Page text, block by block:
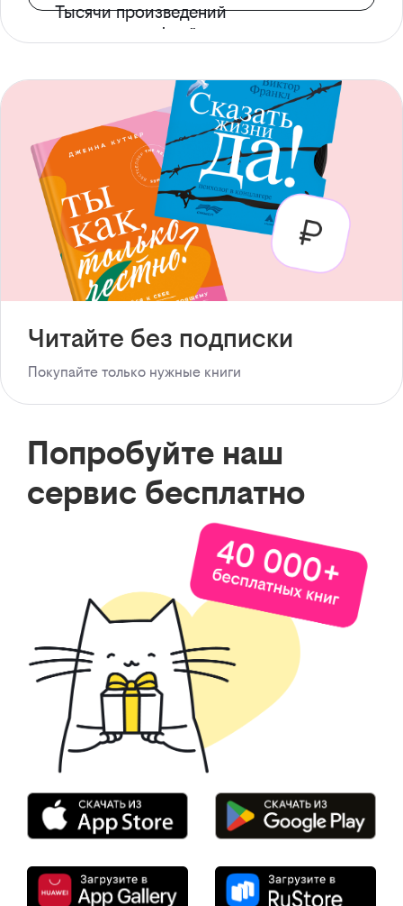
Тысячи произведений
с доступом офлайн
Читайте без подписки
Покупайте только нужные книги
Попробуйте наш
сервис бесплатно